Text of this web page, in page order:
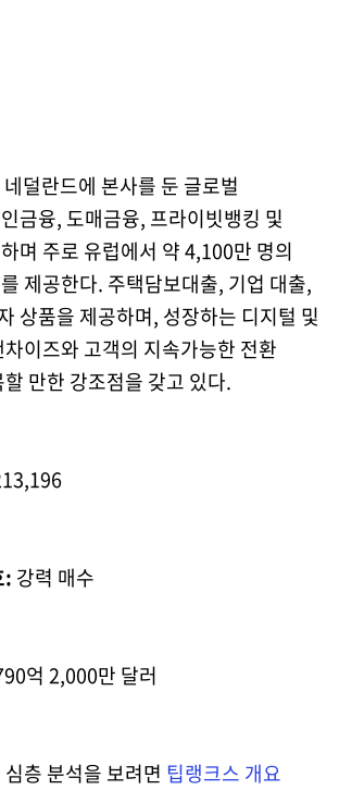
덜란드에 본사를 둔 글로벌
금융, 도매금융, 프라이빗뱅킹 및
며 주로 유럽에서 약 4,100만 명의
제공한다. 주택담보대출, 기업 대출,
상품을 제공하며, 성장하는 디지털 및
이즈와 고객의 지속가능한 전환
만한 강조점을 갖고 있다.
: 강력 매수
억 2,000만 달러
층 분석을 보려면 팁랭크스 개요